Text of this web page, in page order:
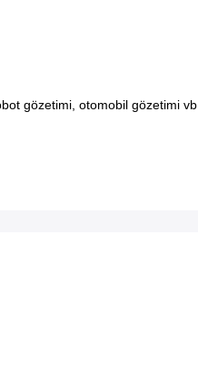
gözetimi, otomobil gözetimi vb.